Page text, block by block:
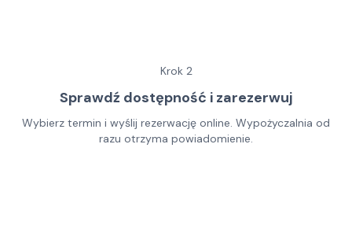
Krok 2
Sprawdź dostępność i zarezerwuj
Wybierz termin i wyślij rezerwację online. Wypożyczalnia od
razu otrzyma powiadomienie.